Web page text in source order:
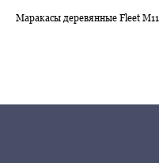
Маракасы деревянные Fleet M11